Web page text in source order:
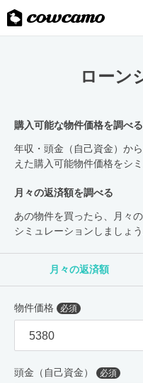
ローン
購入可能な物件価格を調べる
年収・頭金（自己資金）か
えた購入可能物件価格をシ
月々の返済額を調べる
あの物件を買ったら、月々
シミュレーションしましょう
月々の返済額
物件価格 必須
頭金（自己資金） 必須